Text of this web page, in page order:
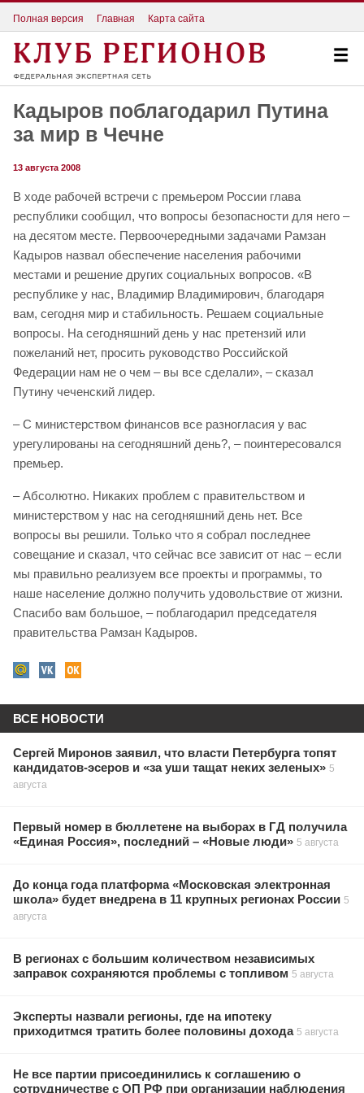
Полная версия Главная Карта сайта
Кадыров поблагодарил Путина
за мир в Чечне
13 августа 2008
В ходе рабочей встречи с премьером России глава
республики сообщил, что вопросы безопасности для него –
на десятом месте. Первоочередными задачами Рамзан
Кадыров назвал обеспечение населения рабочими
местами и решение других социальных вопросов. «В
республике у нас, Владимир Владимирович, благодаря
вам, сегодня мир и стабильность. Решаем социальные
вопросы. На сегодняшний день у нас претензий или
пожеланий нет, просить руководство Российской
Федерации нам не о чем – вы все сделали», – сказал
Путину чеченский лидер.
– С министерством финансов все разногласия у вас
урегулированы на сегодняшний день?, – поинтересовался
премьер.
– Абсолютно. Никаких проблем с правительством и
министерством у нас на сегодняшний день нет. Все
вопросы вы решили. Только что я собрал последнее
совещание и сказал, что сейчас все зависит от нас – если
мы правильно реализуем все проекты и программы, то
наше население должно получить удовольствие от жизни.
Спасибо вам большое, – поблагодарил председателя
правительства Рамзан Кадыров.
ВСЕ НОВОСТИ
Сергей Миронов заявил, что власти Петербурга топят
кандидатов-эсеров и «за уши тащат неких зеленых» 5
августа
Первый номер в бюллетене на выборах в ГД получила
«Единая Россия», последний – «Новые люди» 5 августа
До конца года платформа «Московская электронная
школа» будет внедрена в 11 крупных регионах России 5
августа
В регионах с большим количеством независимых
заправок сохраняются проблемы с топливом 5 августа
Эксперты назвали регионы, где на ипотеку
приходитмся тратить более половины дохода 5 августа
Не все партии присоединились к соглашению о
сотрудничестве с ОП РФ при организации наблюдения